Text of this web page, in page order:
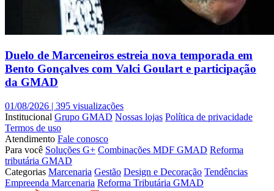
Duelo de Marceneiros estreia nova temporada em
Bento Gonçalves com Valci Goulart e participação
da GMAD
01/08/2026 | 395 visualizações
Institucional Grupo GMAD Nossas lojas Política de privacidade
Termos de uso
Atendimento Fale conosco
Para você Soluções G+ Combinações MDF GMAD Reforma
tributária GMAD
Categorias Marcenaria Gestão Design e Decoração Tendências
Empreenda Marcenaria Reforma Tributária GMAD